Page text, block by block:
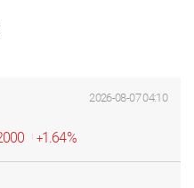
2026-08-07 04:10
1.64%